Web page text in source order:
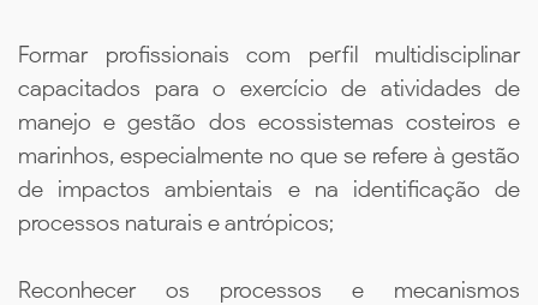
Formar profissionais com perfil multidisciplinar
capacitados para o exercício de atividades de
manejo e gestão dos ecossistemas costeiros e
marinhos, especialmente no que se refere à gestão
de impactos ambientais e na identificação de
processos naturais e antrópicos;
Reconhecer os processos e mecanismos